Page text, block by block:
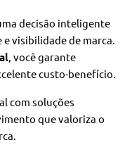
decisão inteligente
visibilidade de marca.
, você garante
custo-benefício.
com soluções
que valoriza o